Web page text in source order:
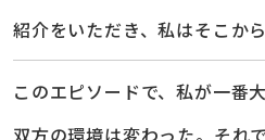
紹介をいただき、私はそこか
このエピソードで、私が一番
双方の環境は変わった。それ